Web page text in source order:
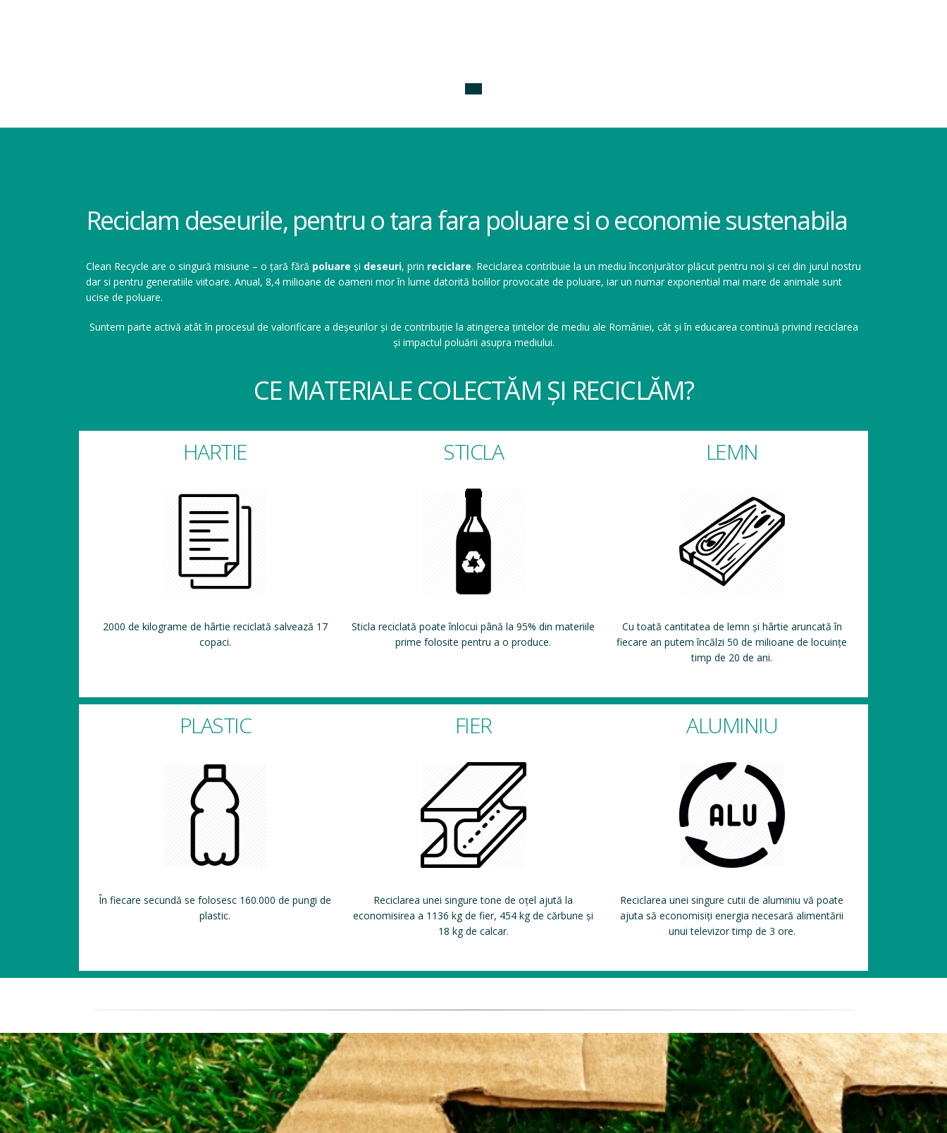
Reciclam deseurile, pentru o tara fara poluare si o economie sustenabila
Clean Recycle are o singură misiune – o țară fără poluare și deseuri, prin reciclare. Reciclarea contribuie la un mediu înconjurător plăcut pentru noi și cei din jurul nostru
dar si pentru generatiile viitoare. Anual, 8,4 milioane de oameni mor în lume datorită bolilor provocate de poluare, iar un numar exponential mai mare de animale sunt
ucise de poluare.
Suntem parte activă atât în procesul de valorificare a deșeurilor și de contribuție la atingerea țintelor de mediu ale României, cât și în educarea continuă privind reciclarea
și impactul poluării asupra mediului.
CE MATERIALE COLECTĂM ȘI RECICLĂM?
HARTIE
2000 de kilograme de hârtie reciclată salvează 17
copaci.
STICLA
Sticla reciclată poate înlocui până la 95% din materiile
prime folosite pentru a o produce.
LEMN
Cu toată cantitatea de lemn și hârtie aruncată în
fiecare an putem încălzi 50 de milioane de locuințe
timp de 20 de ani.
PLASTIC
În fiecare secundă se folosesc 160.000 de pungi de
plastic.
FIER
Reciclarea unei singure tone de oțel ajută la
economisirea a 1136 kg de fier, 454 kg de cărbune și
18 kg de calcar.
ALUMINIU
Reciclarea unei singure cutii de aluminiu vă poate
ajuta să economisiți energia necesară alimentării
unui televizor timp de 3 ore.